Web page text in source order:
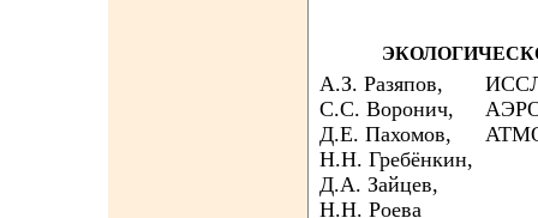
А.З. Разяпов,
С.С. Воронич,
Д.Е. Пахомов,
Н.Н. Гребёнкин,
Д.А. Зайцев,
Н.Н. Роева